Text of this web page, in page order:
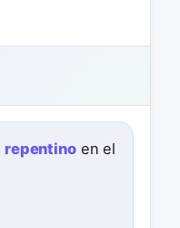
repentinoen el